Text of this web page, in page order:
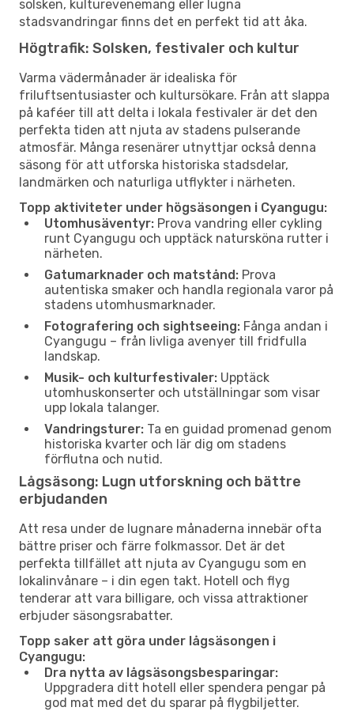
solsken, kulturevenemang eller lugna
stadsvandringar finns det en perfekt tid att åka.
Högtrafik: Solsken, festivaler och kultur
Varma vädermånader är idealiska för
friluftsentusiaster och kultursökare. Från att slappa
på kaféer till att delta i lokala festivaler är det den
perfekta tiden att njuta av stadens pulserande
atmosfär. Många resenärer utnyttjar också denna
säsong för att utforska historiska stadsdelar,
landmärken och naturliga utflykter i närheten.
Topp aktiviteter under högsäsongen i Cyangugu:
Utomhusäventyr: Prova vandring eller cykling
runt Cyangugu och upptäck natursköna rutter i
närheten.
Gatumarknader och matstånd: Prova
autentiska smaker och handla regionala varor på
stadens utomhusmarknader.
Fotografering och sightseeing: Fånga andan i
Cyangugu – från livliga avenyer till fridfulla
landskap.
Musik- och kulturfestivaler: Upptäck
utomhuskonserter och utställningar som visar
upp lokala talanger.
Vandringsturer: Ta en guidad promenad genom
historiska kvarter och lär dig om stadens
förflutna och nutid.
Lågsäsong: Lugn utforskning och bättre
erbjudanden
Att resa under de lugnare månaderna innebär ofta
bättre priser och färre folkmassor. Det är det
perfekta tillfället att njuta av Cyangugu som en
lokalinvånare – i din egen takt. Hotell och flyg
tenderar att vara billigare, och vissa attraktioner
erbjuder säsongsrabatter.
Topp saker att göra under lågsäsongen i
Cyangugu:
Dra nytta av lågsäsongsbesparingar:
Uppgradera ditt hotell eller spendera pengar på
god mat med det du sparar på flygbiljetter.